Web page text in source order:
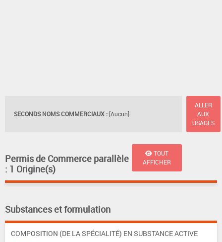
SECONDS NOMS COMMERCIAUX : [Aucun]
ALLER
AUX
USAGES
Permis de Commerce parallèle
: 1 Origine(s)
TOUT
AFFICHER
Substances et formulation
COMPOSITION (DE LA SPÉCIALITÉ) EN SUBSTANCE ACTIVE